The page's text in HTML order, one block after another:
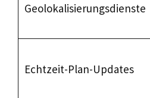
Geolokalisierungsdienste
Echtzeit-Plan-Updates